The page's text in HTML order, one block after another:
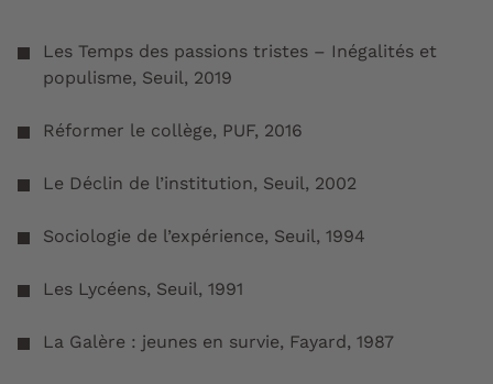
Les Temps des passions tristes – Inégalités et
populisme, Seuil, 2019
Réformer le collège, PUF, 2016
Le Déclin de l’institution, Seuil, 2002
Sociologie de l’expérience, Seuil, 1994
Les Lycéens, Seuil, 1991
La Galère : jeunes en survie, Fayard, 1987